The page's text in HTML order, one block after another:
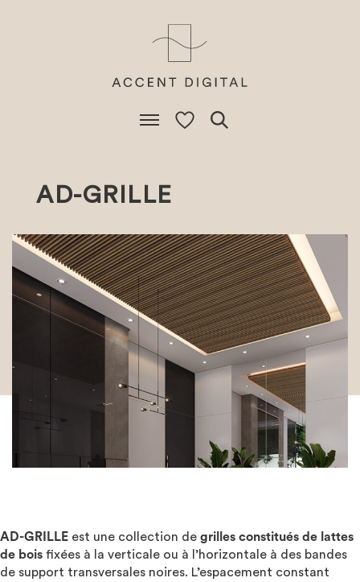
AD-GRILLE
AD-GRILLE est une collection de grilles constitués de lattes
de bois fixées à la verticale ou à l’horizontale à des bandes
de support transversales noires. L’espacement constant